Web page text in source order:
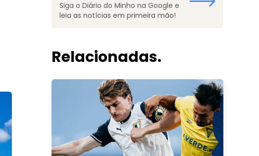
Siga o Diário do Minho na Google e
leia as notícias em primeira mão!
Relacionadas.